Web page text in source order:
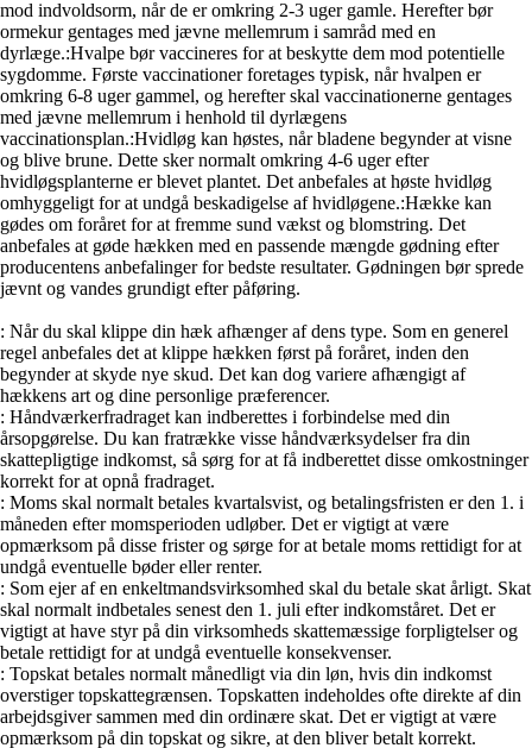
mod indvoldsorm, når de er omkring 2-3 uger gamle. Herefter bør
ormekur gentages med jævne mellemrum i samråd med en
dyrlæge.:Hvalpe bør vaccineres for at beskytte dem mod potentielle
sygdomme. Første vaccinationer foretages typisk, når hvalpen er
omkring 6-8 uger gammel, og herefter skal vaccinationerne gentages
med jævne mellemrum i henhold til dyrlægens
vaccinationsplan.:Hvidløg kan høstes, når bladene begynder at visne
og blive brune. Dette sker normalt omkring 4-6 uger efter
hvidløgsplanterne er blevet plantet. Det anbefales at høste hvidløg
omhyggeligt for at undgå beskadigelse af hvidløgene.:Hække kan
gødes om foråret for at fremme sund vækst og blomstring. Det
anbefales at gøde hækken med en passende mængde gødning efter
producentens anbefalinger for bedste resultater. Gødningen bør sprede
jævnt og vandes grundigt efter påføring.
: Når du skal klippe din hæk afhænger af dens type. Som en generel
regel anbefales det at klippe hækken først på foråret, inden den
begynder at skyde nye skud. Det kan dog variere afhængigt af
hækkens art og dine personlige præferencer.
: Håndværkerfradraget kan indberettes i forbindelse med din
årsopgørelse. Du kan fratrække visse håndværksydelser fra din
skattepligtige indkomst, så sørg for at få indberettet disse omkostninger
korrekt for at opnå fradraget.
: Moms skal normalt betales kvartalsvist, og betalingsfristen er den 1. i
måneden efter momsperioden udløber. Det er vigtigt at være
opmærksom på disse frister og sørge for at betale moms rettidigt for at
undgå eventuelle bøder eller renter.
: Som ejer af en enkeltmandsvirksomhed skal du betale skat årligt. Skat
skal normalt indbetales senest den 1. juli efter indkomståret. Det er
vigtigt at have styr på din virksomheds skattemæssige forpligtelser og
betale rettidigt for at undgå eventuelle konsekvenser.
: Topskat betales normalt månedligt via din løn, hvis din indkomst
overstiger topskattegrænsen. Topskatten indeholdes ofte direkte af din
arbejdsgiver sammen med din ordinære skat. Det er vigtigt at være
opmærksom på din topskat og sikre, at den bliver betalt korrekt.